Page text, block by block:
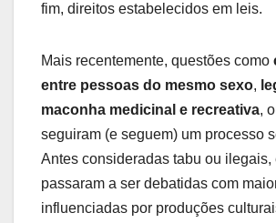
fim, direitos estabelecidos em leis.
Mais recentemente, questões como
entre pessoas do mesmo sexo,
maconha medicinal e recreativa,
seguiram (e seguem) um processo
Antes consideradas tabu ou ilegais,
passaram a ser debatidas com
influenciadas por produções